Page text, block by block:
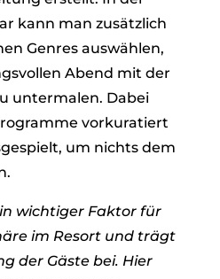
kann man zusätzlich
Genres auswählen,
Abend mit der
untermalen. Dabei
vorkuratiert
um nichts dem
wichtiger Faktor für
im Resort und trägt
der Gäste bei. Hier